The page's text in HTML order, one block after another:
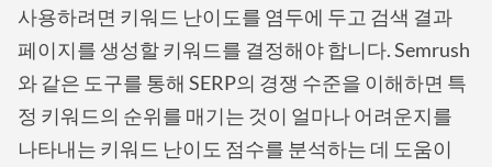
사용하려면 키워드 난이도를 염두에 두고 검색 결과
페이지를 생성할 키워드를 결정해야 합니다. Semrush
와 같은 도구를 통해 SERP의 경쟁 수준을 이해하면 특
정 키워드의 순위를 매기는 것이 얼마나 어려운지를
나타내는 키워드 난이도 점수를 분석하는 데 도움이